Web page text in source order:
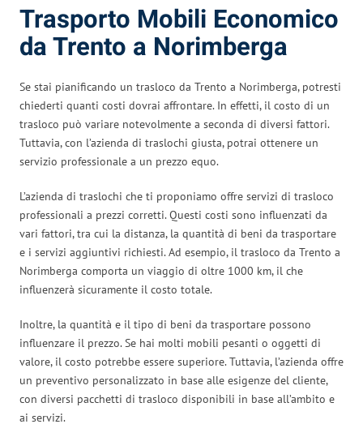
Trasporto Mobili Economico
da Trento a Norimberga
Se stai pianificando un trasloco da Trento a Norimberga, potresti
chiederti quanti costi dovrai affrontare. In effetti, il costo di un
trasloco può variare notevolmente a seconda di diversi fattori.
Tuttavia, con l’azienda di traslochi giusta, potrai ottenere un
servizio professionale a un prezzo equo.
L’azienda di traslochi che ti proponiamo offre servizi di trasloco
professionali a prezzi corretti. Questi costi sono influenzati da
vari fattori, tra cui la distanza, la quantità di beni da trasportare
e i servizi aggiuntivi richiesti. Ad esempio, il trasloco da Trento a
Norimberga comporta un viaggio di oltre 1000 km, il che
influenzerà sicuramente il costo totale.
Inoltre, la quantità e il tipo di beni da trasportare possono
influenzare il prezzo. Se hai molti mobili pesanti o oggetti di
valore, il costo potrebbe essere superiore. Tuttavia, l’azienda offre
un preventivo personalizzato in base alle esigenze del cliente,
con diversi pacchetti di trasloco disponibili in base all’ambito e
ai servizi.